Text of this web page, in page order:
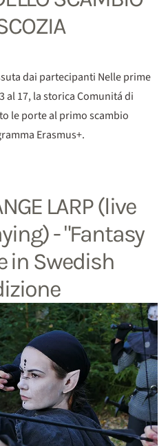
dai partecipanti Nelle prime
al 17, la storica Comunitá di
le porte al primo scambio
Erasmus+.
LARP (live
- "Fantasy
in Swedish